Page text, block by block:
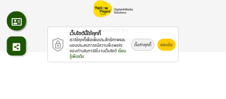
Powered By
Thailand YellowPages
เว็บไซต์นี้ใช้คุกกี้
เราใช้คุกกี้เพื่อเพิ่มประสิทธิภาพและ
มอบประสบการณ์ความพึงพอใจ
ของท่านในการใช้งานเว็บไซต์ เรียน
รู้เพิ่มเติม
ตั้งค่าคุกกี้ ยอมรับ